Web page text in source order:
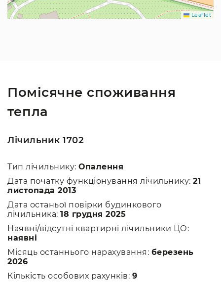
Leaflet
Помісячне споживання
тепла
Лічильник 1702
Тип лічильнику: Опалення
Дата початку функціонування лічильнику: 21
листопада 2013
Дата останьої повірки будинкового
лічильника: 18 грудня 2025
Наявні/відсутні квартирні лічильники ЦО:
наявні
Місяць останнього нарахування: березень
2026
Кількість особових рахунків: 9